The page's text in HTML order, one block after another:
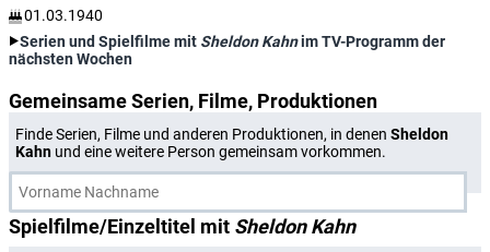
01.03.1940
Serien und Spielfilme mit Sheldon Kahnim TV-Programm der
nächsten Wochen
Gemeinsame Serien, Filme, Produktionen
Finde Serien, Filme und anderen Produktionen, in denen Sheldon
Kahn und eine weitere Person gemeinsam vorkommen.
Spielfilme/Einzeltitel mit Sheldon Kahn